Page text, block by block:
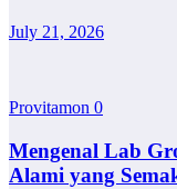
July 21, 2026
Provitamon 0
Mengenal Lab
Alami yang